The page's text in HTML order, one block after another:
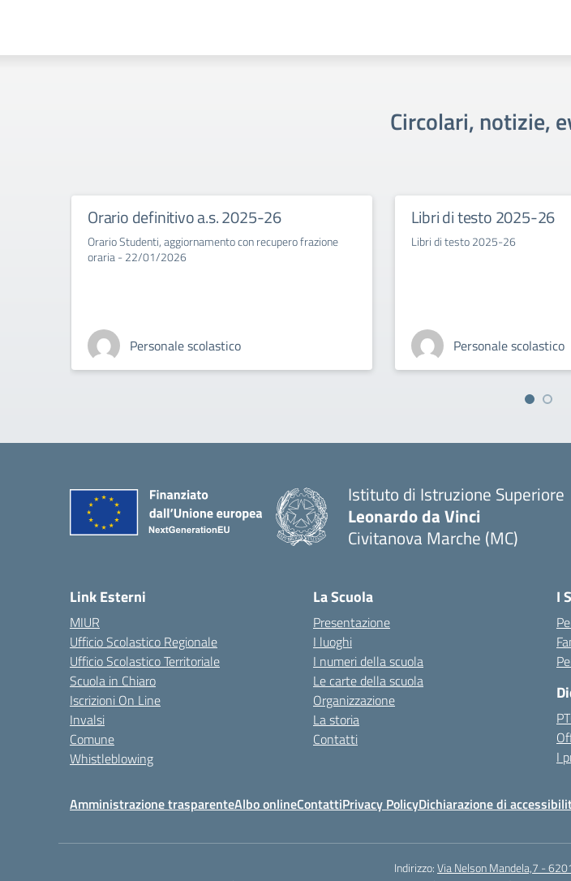
Circolari, notizie,
Orario definitivo a.s. 2025-26
Orario Studenti, aggiornamento con recupero frazione
oraria - 22/01/2026
Personale scolastico
Libri di testo 2025-26
Libri di testo 2025-26
Personale scolastico
Istituto di Istruzione Superiore
Leonardo da Vinci
Civitanova Marche (MC)
Link Esterni
MIUR
Ufficio Scolastico Regionale
Ufficio Scolastico Territoriale
Scuola in Chiaro
Iscrizioni On Line
Invalsi
Comune
Whistleblowing
La Scuola
Presentazione
I luoghi
I numeri della scuola
Le carte della scuola
Organizzazione
La storia
Contatti
I
I
Amministrazione trasparenteAlbo onlineContattiPrivacy PolicyDichiarazione di
Indirizzo:Via Nelson Mandela,7 -